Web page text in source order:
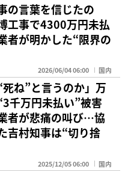
の言葉を信じたの
工事で4300万円未払
者が明かした“限界の
2026/06/04 06:00 国内
死ね”と言うのか」万
千万円未払い”被害
者が悲痛の叫び…協
吉村知事は“切り捨
2025/12/05 06:00 国内